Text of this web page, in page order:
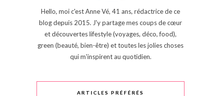
Hello, moi c'est Anne Vé, 41 ans, rédactrice de ce
blog depuis 2015. J'y partage mes coups de cœur
et découvertes lifestyle (voyages, déco, food),
green (beauté, bien-être) et toutes les jolies choses
qui m'inspirent au quotidien.
ARTICLES PRÉFÉRÉS